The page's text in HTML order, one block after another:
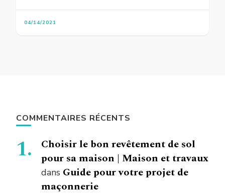
04/14/2021
COMMENTAIRES RÉCENTS
Choisir le bon revêtement de sol
pour sa maison | Maison et travaux
dans Guide pour votre projet de
maçonnerie